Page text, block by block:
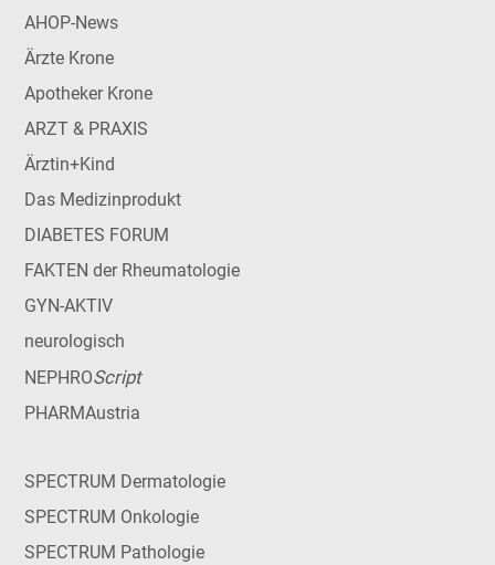
AHOP-News
Ärzte Krone
Apotheker Krone
ARZT & PRAXIS
Ärztin+Kind
Das Medizinprodukt
DIABETES FORUM
FAKTEN der Rheumatologie
GYN-AKTIV
neurologisch
NEPHROScript
PHARMAustria
SPECTRUM Dermatologie
SPECTRUM Onkologie
SPECTRUM Pathologie